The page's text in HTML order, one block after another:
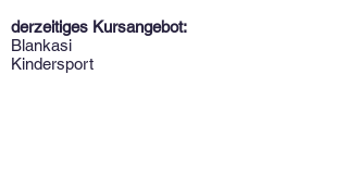
derzeitiges Kursangebot:
Blankasi
Kindersport